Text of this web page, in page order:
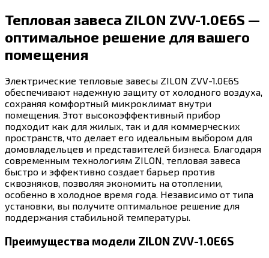
Тепловая завеса ZILON ZVV-1.0E6S —
оптимальное решение для вашего
помещения
Электрические тепловые завесы ZILON ZVV-1.0E6S
обеспечивают надежную защиту от холодного воздуха,
сохраняя комфортный микроклимат внутри
помещения. Этот высокоэффективный прибор
подходит как для жилых, так и для коммерческих
пространств, что делает его идеальным выбором для
домовладельцев и представителей бизнеса. Благодаря
современным технологиям ZILON, тепловая завеса
быстро и эффективно создает барьер против
сквозняков, позволяя экономить на отоплении,
особенно в холодное время года. Независимо от типа
установки, вы получите оптимальное решение для
поддержания стабильной температуры.
Преимущества модели ZILON ZVV-1.0E6S